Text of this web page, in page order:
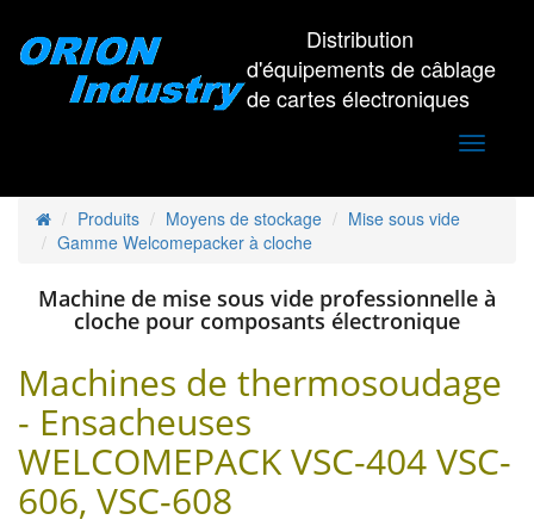
Distribution
d'équipements de câblage
de cartes électroniques
Toggle
Produits Moyens de stockage
Mise sous vide
Gamme Welcomepacker à cloche
Machine de mise sous vide professionnelle à
cloche pour composants électronique
Machines de thermosoudage
- Ensacheuses
WELCOMEPACK VSC-404 VSC-
606, VSC-608